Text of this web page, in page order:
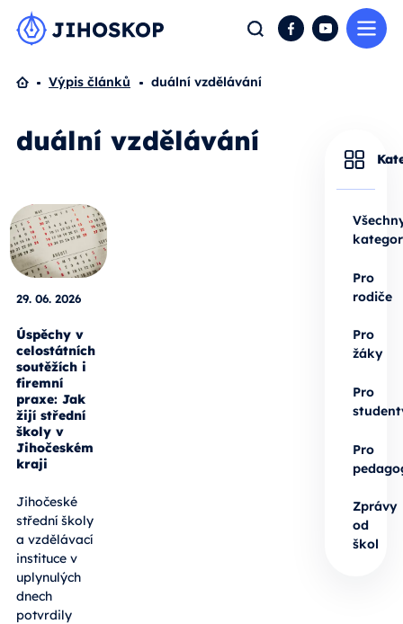
Hledat FacebookYouTube
Domů
Výpis článků duální vzdělávání
duální vzdělávání
29. 06. 2026
Úspěchy v
celostátních
soutěžích i
firemní
praxe: Jak
žijí střední
školy v
Jihočeském
kraji
Jihočeské
střední školy
a vzdělávací
instituce v
uplynulých
dnech
potvrdily
Pro
rodiče
Pro
žáky
Pro
Pro
Zprávy
od
škol